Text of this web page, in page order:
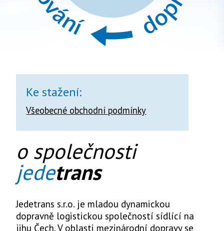
Ke stažení:
Všeobecné obchodní podmínky
o společnosti
jedetrans
Jedetrans s.r.o. je mladou dynamickou
dopravně logistickou společností sídlící na
jihu Čech. V oblasti mezinárodní dopravy se